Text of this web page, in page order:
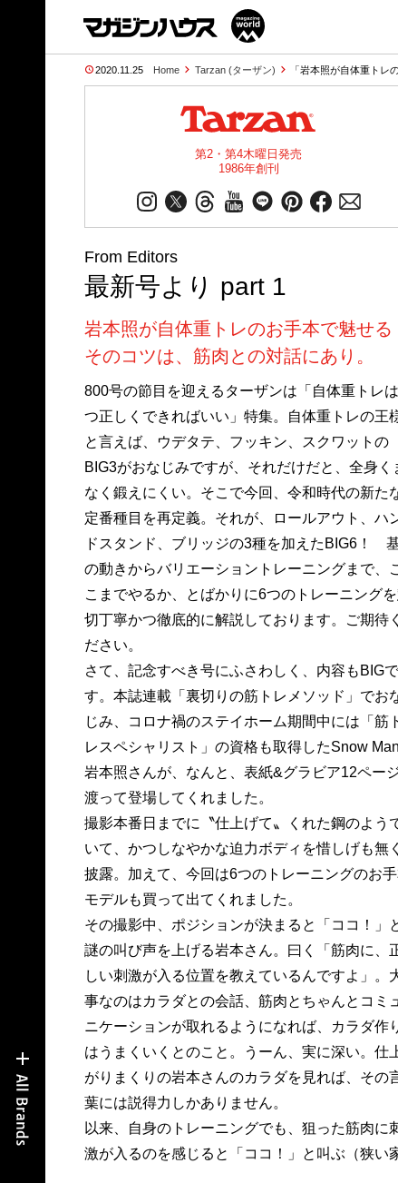
2020.11.25 Home Tarzan (ターザン) 「岩本照が自体重トレ
第2・第4木曜日発売
1986年創刊
From Editors
最新号より part 1
岩本照が自体重トレのお手本で魅せる
そのコツは、筋肉との対話にあり。
800号の節目を迎えるターザンは「自体重トレ
つ正しくできればいい」特集。自体重トレの王
と言えば、ウデタテ、フッキン、スクワットの
BIG3がおなじみですが、それだけだと、全身く
なく鍛えにくい。そこで今回、令和時代の新た
定番種目を再定義。それが、ロールアウト、ハ
ドスタンド、ブリッジの3種を加えたBIG6！
の動きからバリエーショントレーニングまで、
こまでやるか、とばかりに6つのトレーニング
切丁寧かつ徹底的に解説しております。ご期待く
ださい。
さて、記念すべき号にふさわしく、内容もBIGで
す。本誌連載「裏切りの筋トレメソッド」でお
じみ、コロナ禍のステイホーム期間中には「筋
レスペシャリスト」の資格も取得したSnow
岩本照さんが、なんと、表紙&グラビア12ペー
渡って登場してくれました。
撮影本番日までに〝仕上げて〟くれた鋼のよう
いて、かつしなやかな迫力ボディを惜しげも無く
披露。加えて、今回は6つのトレーニングのお
モデルも買って出てくれました。
その撮影中、ポジションが決まると「ココ！」
謎の叫び声を上げる岩本さん。曰く「筋肉に、
しい刺激が入る位置を教えているんですよ」。
事なのはカラダとの会話、筋肉とちゃんとコミュ
ニケーションが取れるようになれば、カラダ作
はうまくいくとのこと。うーん、実に深い。仕
がりまくりの岩本さんのカラダを見れば、その
葉には説得力しかありません。
以来、自身のトレーニングでも、狙った筋肉に
激が入るのを感じると「ココ！」と叫ぶ（狭い